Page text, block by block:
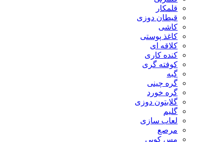
قلمکار
قیطان دوزی
کاشی
کاغذ پوستی
کلاقه ای
کنده کاری
کوفته گری
گبه
گره چینی
گره خورد
گلابتون دوزی
گلیم
لعاب سازی
مرصع
مس کوبی